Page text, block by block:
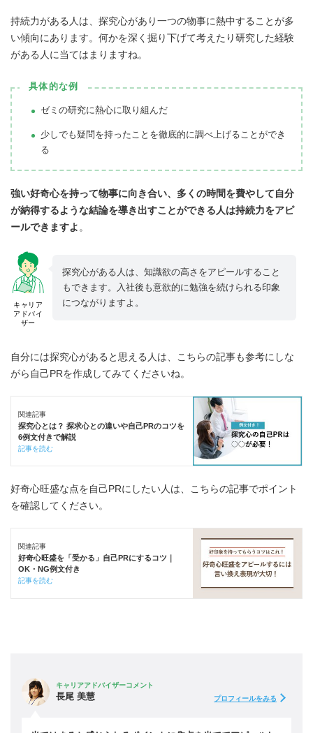
持続力がある人は、探究心があり一つの物事に熱中することが多
い傾向にあります。何かを深く掘り下げて考えたり研究した経験
がある人に当てはまりますね。
具体的な例
ゼミの研究に熱心に取り組んだ
少しでも疑問を持ったことを徹底的に調べ上げることができ
る
強い好奇心を持って物事に向き合い、多くの時間を費やして自分
が納得するような結論を導き出すことができる人は持続力をアピ
ールできますよ 。
キャリア
アドバイ
ザー
探究心がある人は、知識欲の高さをアピールすること
もできます。入社後も意欲的に勉強を続けられる印象
につながりますよ。
自分には探究心があると思える人は、こちらの記事も参考にしな
がら自己PRを作成してみてくださいね。
関連記事
探究心とは？ 探求心との違いや自己PRのコツを
6例文付きで解説
記事を読む
好奇心旺盛な点を自己PRにしたい人は、こちらの記事でポイント
を確認してください。
関連記事
好奇心旺盛を「受かる」自己PRにするコツ｜
OK・NG例文付き
記事を読む
キャリアアドバイザーコメント
長尾 美慧 プロフィールをみる